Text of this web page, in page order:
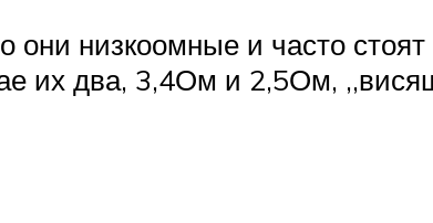
низкоомные и часто стоят
их два, 3,4Ом и 2,5Ом,